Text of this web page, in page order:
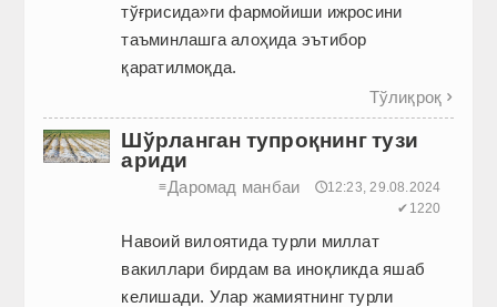
тўғрисида»ги фармойиши ижросини
таъминлашга алоҳида эътибор
қаратилмоқда.
Тўлиқроқ 
Шўрланган тупроқнинг тузи
ариди
≡Даромад манбаи
🕔12:23, 29.08.2024
✔1220
Навоий вилоятида турли миллат
вакиллари бирдам ва иноқликда яшаб
келишади. Улар жамиятнинг турли